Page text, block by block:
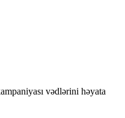
vədlərini həyata